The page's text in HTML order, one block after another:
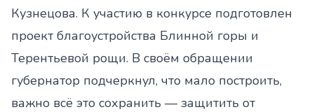
Кузнецова. К участию в конкурсе подготовлен
проект благоустройства Блинной горы и
Терентьевой рощи. В своём обращении
губернатор подчеркнул, что мало построить,
важно всё это сохранить — защитить от